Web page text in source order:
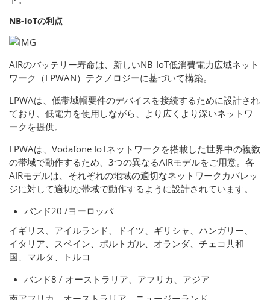
NB-IoTの利点
AIRのバッテリー寿命は、新しいNB-IoT低消費電力広域ネット
ワーク（LPWAN）テクノロジーに基づいて構築。
LPWAは、低帯域幅要件のデバイスを接続するために設計され
ており、低電力を使用しながら、より広くより深いネットワ
ークを提供。
LPWAは、Vodafone IoTネットワークを搭載した世界中の複数
の帯域で動作するため、3つの異なるAIRモデルをご用意。各
AIRモデルは、それぞれの地域の適切なネットワークカバレッ
ジに対して適切な帯域で動作するように設計されています。
バンド20 /ヨーロッパ
イギリス、アイルランド、ドイツ、ギリシャ、ハンガリー、
イタリア、スペイン、ポルトガル、オランダ、チェコ共和
国、マルタ、トルコ
バンド8 / オーストラリア、アフリカ、アジア